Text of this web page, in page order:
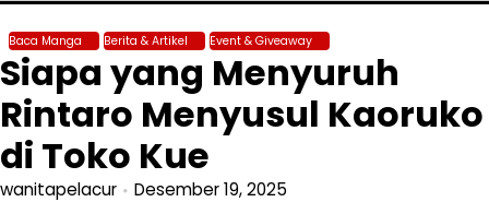
Baca Manga Berita & Artikel Event & Giveaway
Siapa yang Menyuruh
Rintaro Menyusul Kaoruko
di Toko Kue
wanitapelacur Desember 19, 2025